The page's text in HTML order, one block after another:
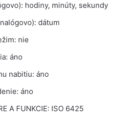
hodiny, minúty, sekundy
dátum
nie
áno
nabitiu: áno
áno
A FUNKCIE: ISO 6425